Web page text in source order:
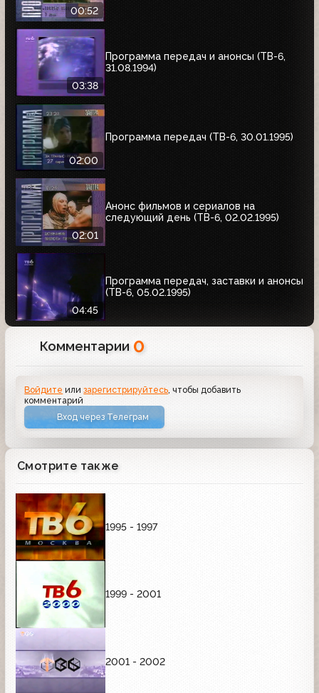
00:52
03:38
Программа передач и анонсы (ТВ-6,
31.08.1994)
02:00
Программа передач (ТВ-6, 30.01.1995)
02:01
Анонс фильмов и сериалов на
следующий день (ТВ-6, 02.02.1995)
04:45
Программа передач, заставки и анонсы
(ТВ-6, 05.02.1995)
Комментарии 0
Войдите илизарегистрируйтесь, чтобы добавить
комментарий
Вход через Телеграм
Смотрите также
1995 - 1997
1999 - 2001
2001 - 2002